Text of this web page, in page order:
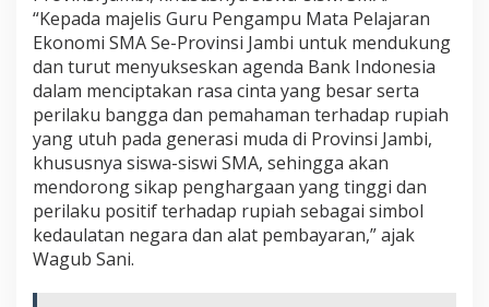
“Kepada majelis Guru Pengampu Mata Pelajaran
Ekonomi SMA Se-Provinsi Jambi untuk mendukung
dan turut menyukseskan agenda Bank Indonesia
dalam menciptakan rasa cinta yang besar serta
perilaku bangga dan pemahaman terhadap rupiah
yang utuh pada generasi muda di Provinsi Jambi,
khususnya siswa-siswi SMA, sehingga akan
mendorong sikap penghargaan yang tinggi dan
perilaku positif terhadap rupiah sebagai simbol
kedaulatan negara dan alat pembayaran,” ajak
Wagub Sani.